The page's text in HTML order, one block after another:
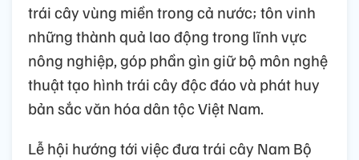
trái cây vùng miền trong cả nước; tôn vinh
những thành quả lao động trong lĩnh vực
nông nghiệp, góp phần gìn giữ bộ môn nghệ
thuật tạo hình trái cây độc đáo và phát huy
bản sắc văn hóa dân tộc Việt Nam.
Lễ hội hướng tới việc đưa trái cây Nam Bộ